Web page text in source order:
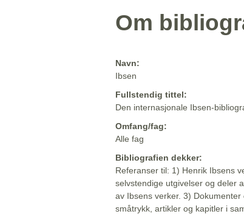
Om
Navn:
Ibsen
Fullstendig tittel:
Den internasjonale Ibsen-
Omfang/fag:
Alle fag
Bibliografien dekker:
Referanser til: 1) Henrik Ibsens
selvstendige utgivelser og deler
av Ibsens verker. 3)
småtrykk, artikler og kapitler i